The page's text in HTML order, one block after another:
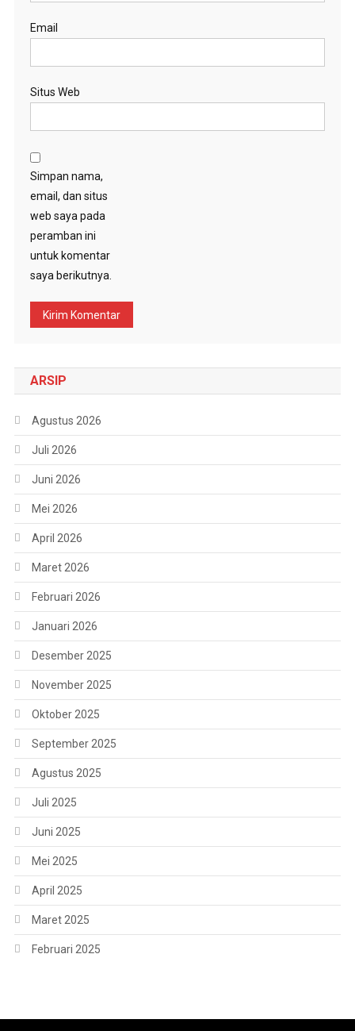
Email
Situs Web
Simpan nama,
email, dan situs
web saya pada
peramban ini
untuk komentar
saya berikutnya.
ARSIP
Agustus 2026
Juli 2026
Juni 2026
Mei 2026
April 2026
Maret 2026
Februari 2026
Januari 2026
Desember 2025
November 2025
Oktober 2025
September 2025
Agustus 2025
Juli 2025
Juni 2025
Mei 2025
April 2025
Maret 2025
Februari 2025